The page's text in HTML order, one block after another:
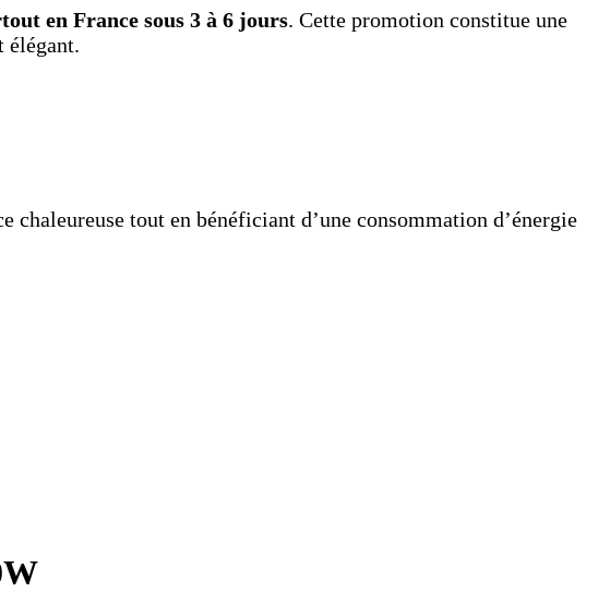
en France sous 3 à 6 jours. Cette promotion constitue une
élégant.
tout en bénéficiant d’une consommation d’énergie